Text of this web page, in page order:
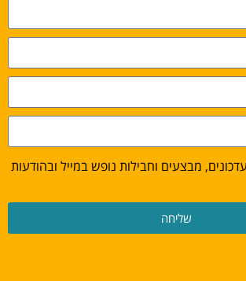
מבצעים וחבילות נופש במייל ובהודעות
שליחה